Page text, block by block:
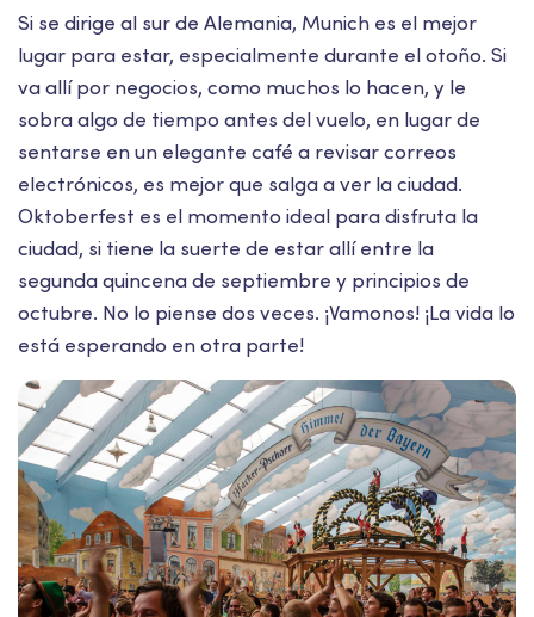
Si se dirige al sur de Alemania, Munich es el mejor
lugar para estar, especialmente durante el otoño. Si
va allí por negocios, como muchos lo hacen, y le
sobra algo de tiempo antes del vuelo, en lugar de
sentarse en un elegante café a revisar correos
electrónicos, es mejor que salga a ver la ciudad.
Oktoberfest es el momento ideal para disfruta la
ciudad, si tiene la suerte de estar allí entre la
segunda quincena de septiembre y principios de
octubre. No lo piense dos veces. ¡Vamonos! ¡La vida lo
está esperando en otra parte!